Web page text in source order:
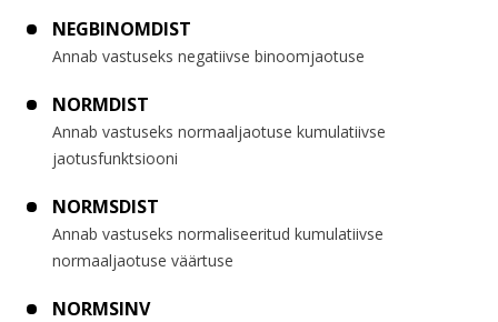
NEGBINOMDIST
Annab vastuseks negatiivse binoomjaotuse
NORMDIST
Annab vastuseks normaaljaotuse kumulatiivse
jaotusfunktsiooni
NORMSDIST
Annab vastuseks normaliseeritud kumulatiivse
normaaljaotuse väärtuse
NORMSINV